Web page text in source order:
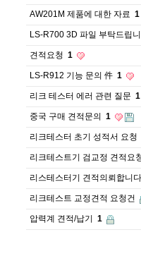
AW201M 제품에 대한 자료 1
LS-R700 3D 파일 부탁드립
견적요청 1
LS-R912 기능 문의 件 1
리크 테스터 에러 관련 질문 1
중국 구매 견적문의 1
리크테스터 초기 성적서 요청
리크테스트기 검교정 견적요
리스테스터기 견적의뢰합니
리크테스트 교정견적 요청건
압력계 견적/납기 1